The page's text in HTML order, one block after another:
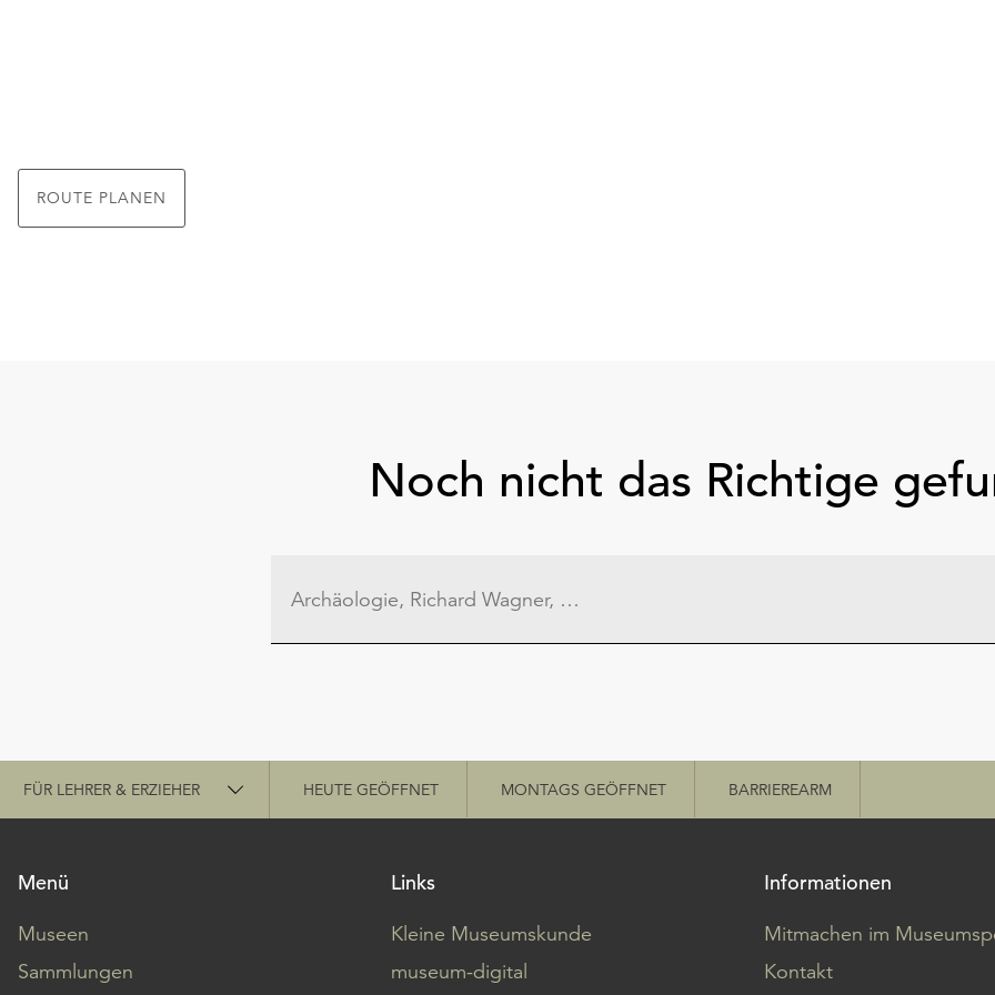
ROUTE PLANEN
Noch nicht das Richtige
Schnellzugriff
FÜR LEHRER & ERZIEHER HEUTE GEÖFFNET MONTAGS GEÖFFNET BARRIEREARM
Menü
Museen
Sammlungen
Links
Kleine Museumskunde
museum-digital
Informationen
Mitmachen im
Kontakt